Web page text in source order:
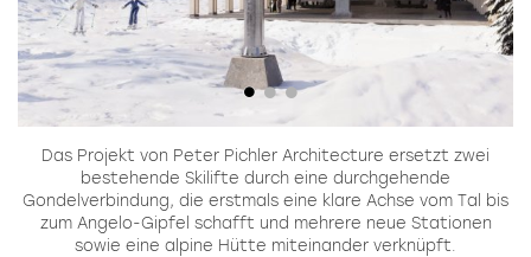
Das Projekt von Peter Pichler Architecture ersetzt zwei
bestehende Skilifte durch eine durchgehende
Gondelverbindung, die erstmals eine klare Achse vom Tal bis
zum Angelo-Gipfel schafft und mehrere neue Stationen
sowie eine alpine Hütte miteinander verknüpft.